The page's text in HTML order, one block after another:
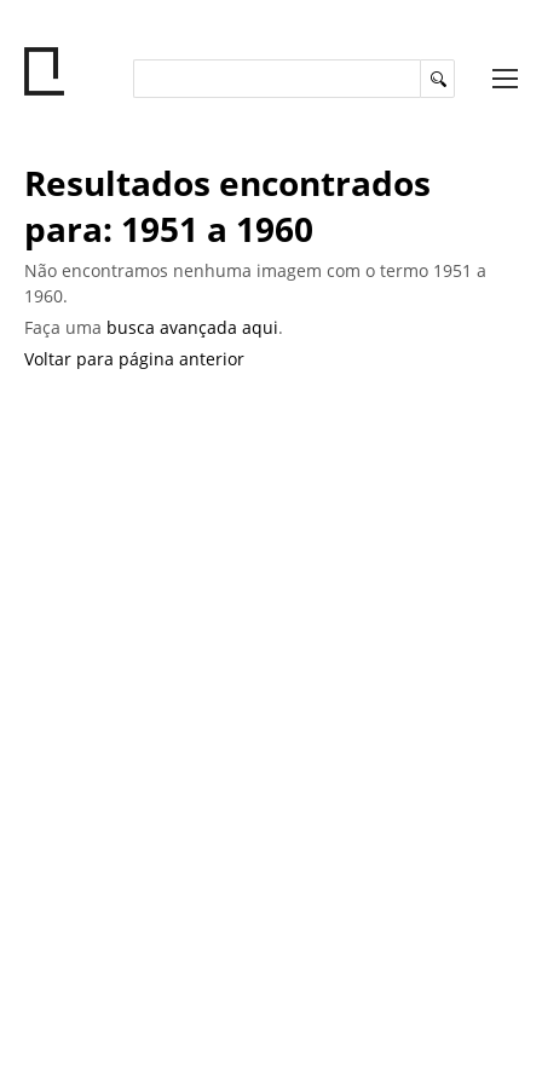
Resultados encontrados
para: 1951 a 1960
Não encontramos nenhuma imagem com o termo 1951 a
1960.
Faça uma busca avançada aqui.
Voltar para página anterior